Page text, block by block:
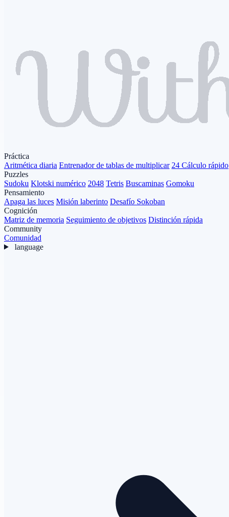
Práctica
Aritmética diaria Entrenador de tablas de multiplicar 24 Cálculo rápido
Puzzles
Sudoku Klotski numérico 2048 Tetris Buscaminas Gomoku
Pensamiento
Apaga las luces Misión laberinto Desafío Sokoban
Cognición
Matriz de memoria Seguimiento de objetivos Distinción rápida
Community
Comunidad
language